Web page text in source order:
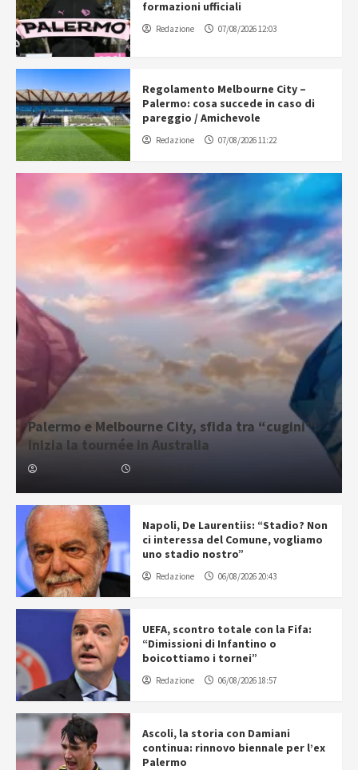
formazioni ufficiali
Redazione 07/08/2026 12:03
Regolamento Melbourne City –
Palermo: cosa succede in caso di
pareggio / Amichevole
Redazione 07/08/2026 11:22
Palermo e Melbourne City, sfida tra “cugini”:
inizia la tournée in Australia
Napoli, De Laurentiis: “Stadio? Non
ci interessa del Comune, vogliamo
uno stadio nostro”
Redazione 06/08/2026 20:43
UEFA, scontro totale con la Fifa:
“Dimissioni di Infantino o
boicottiamo i tornei”
Redazione 06/08/2026 18:57
Ascoli, la storia con Damiani
continua: rinnovo biennale per l’ex
Palermo